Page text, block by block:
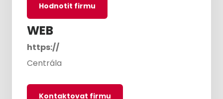
Hodnotit firmu
WEB
https://
Centrála
Kontaktovat firmu